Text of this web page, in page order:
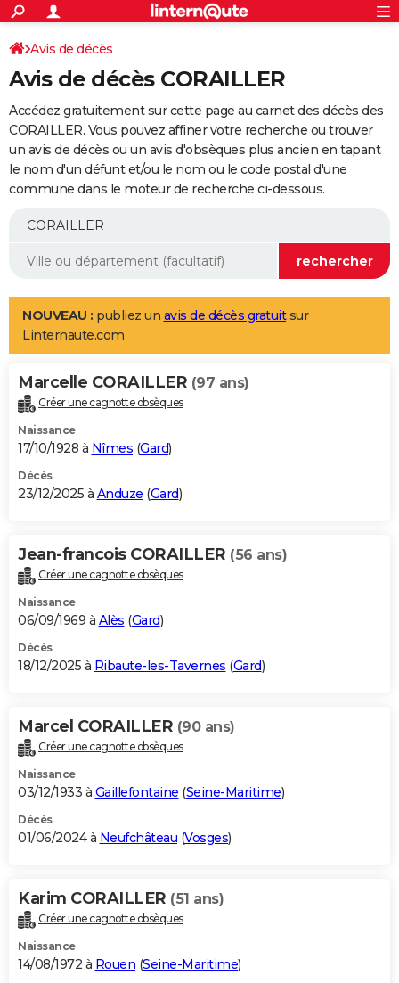
ACTUALITÉS
Politique
Société
Faits Divers
Education
Monde
Villes
+
SPORT
Coupe du monde 2026
Football
Tennis
Cyclisme
Rugby
Forum
Programme TV
TNT
Streaming
Cinéma
Sorties cinéma
Musique
+
FINANCE
Impôts
Immobilier
Risques naturels par ville
Banque
Assurance
Crédit
AUTO
Essais
Réserver un essai
Citadines
Berlines
SUV
Forum auto
+
Mobiles
Meilleur smartphone
Internet
Ordinateurs
Jeux vidéo
Guide high-tech
Aménagement intérieur
LIFESTYLE
Art de vivre
Bien-être
Loisirs
Mode
Modes de vie
Alimentation
Guide de la santé
Maladies
Médicaments
Sommeil
VOYAGE
Destinations
City break
Voyage nature
Voyage de noces
Forum
Climat
+PHOTO
GUIDES D'ACHAT
BONS PLANS
Carte de Noël
Carte Bonne année
Carte Saint-Valentin
Carte Pâques
Carte d'anniversaire
DICTIONNAIRE
Dictionnaire
Biographies
Citations
Expressions
Proverbes
PROGRAMME TV
S'inscrire
Se connecter
Lycées
Collèges
Primaires
Universités
Entreprises
Service militaire
Avis de recherche
AVIS DE DÉCÈS
Bricolage
Lifestyle
Culture
Sport
Auto
Television
Voyage
Cinema
Avis de décès
Avis de décès CORAILLER
Accédez gratuitement sur cette page au carnet des décès des
CORAILLER. Vous pouvez affiner votre recherche ou trouver
un avis de décès ou un avis d'obsèques plus ancien en tapant
le nom d'un défunt et/ou le nom ou le code postal d'une
commune dans le moteur de recherche ci-dessous.
NOUVEAU : publiez un avis de décès gratuitsur
Linternaute.com
Marcelle CORAILLER (97 ans)
Créer une cagnotte obsèques
Naissance
17/10/1928 à Nîmes (Gard)
Décès
23/12/2025 à Anduze (Gard)
Jean-francois CORAILLER (56 ans)
Créer une cagnotte obsèques
Naissance
06/09/1969 à Alès (Gard)
Décès
18/12/2025 à Ribaute-les-Tavernes (Gard)
Marcel CORAILLER (90 ans)
Créer une cagnotte obsèques
Naissance
03/12/1933 à Gaillefontaine (Seine-Maritime)
Décès
01/06/2024 à Neufchâteau (Vosges)
Karim CORAILLER (51 ans)
Créer une cagnotte obsèques
Naissance
14/08/1972 à Rouen (Seine-Maritime)